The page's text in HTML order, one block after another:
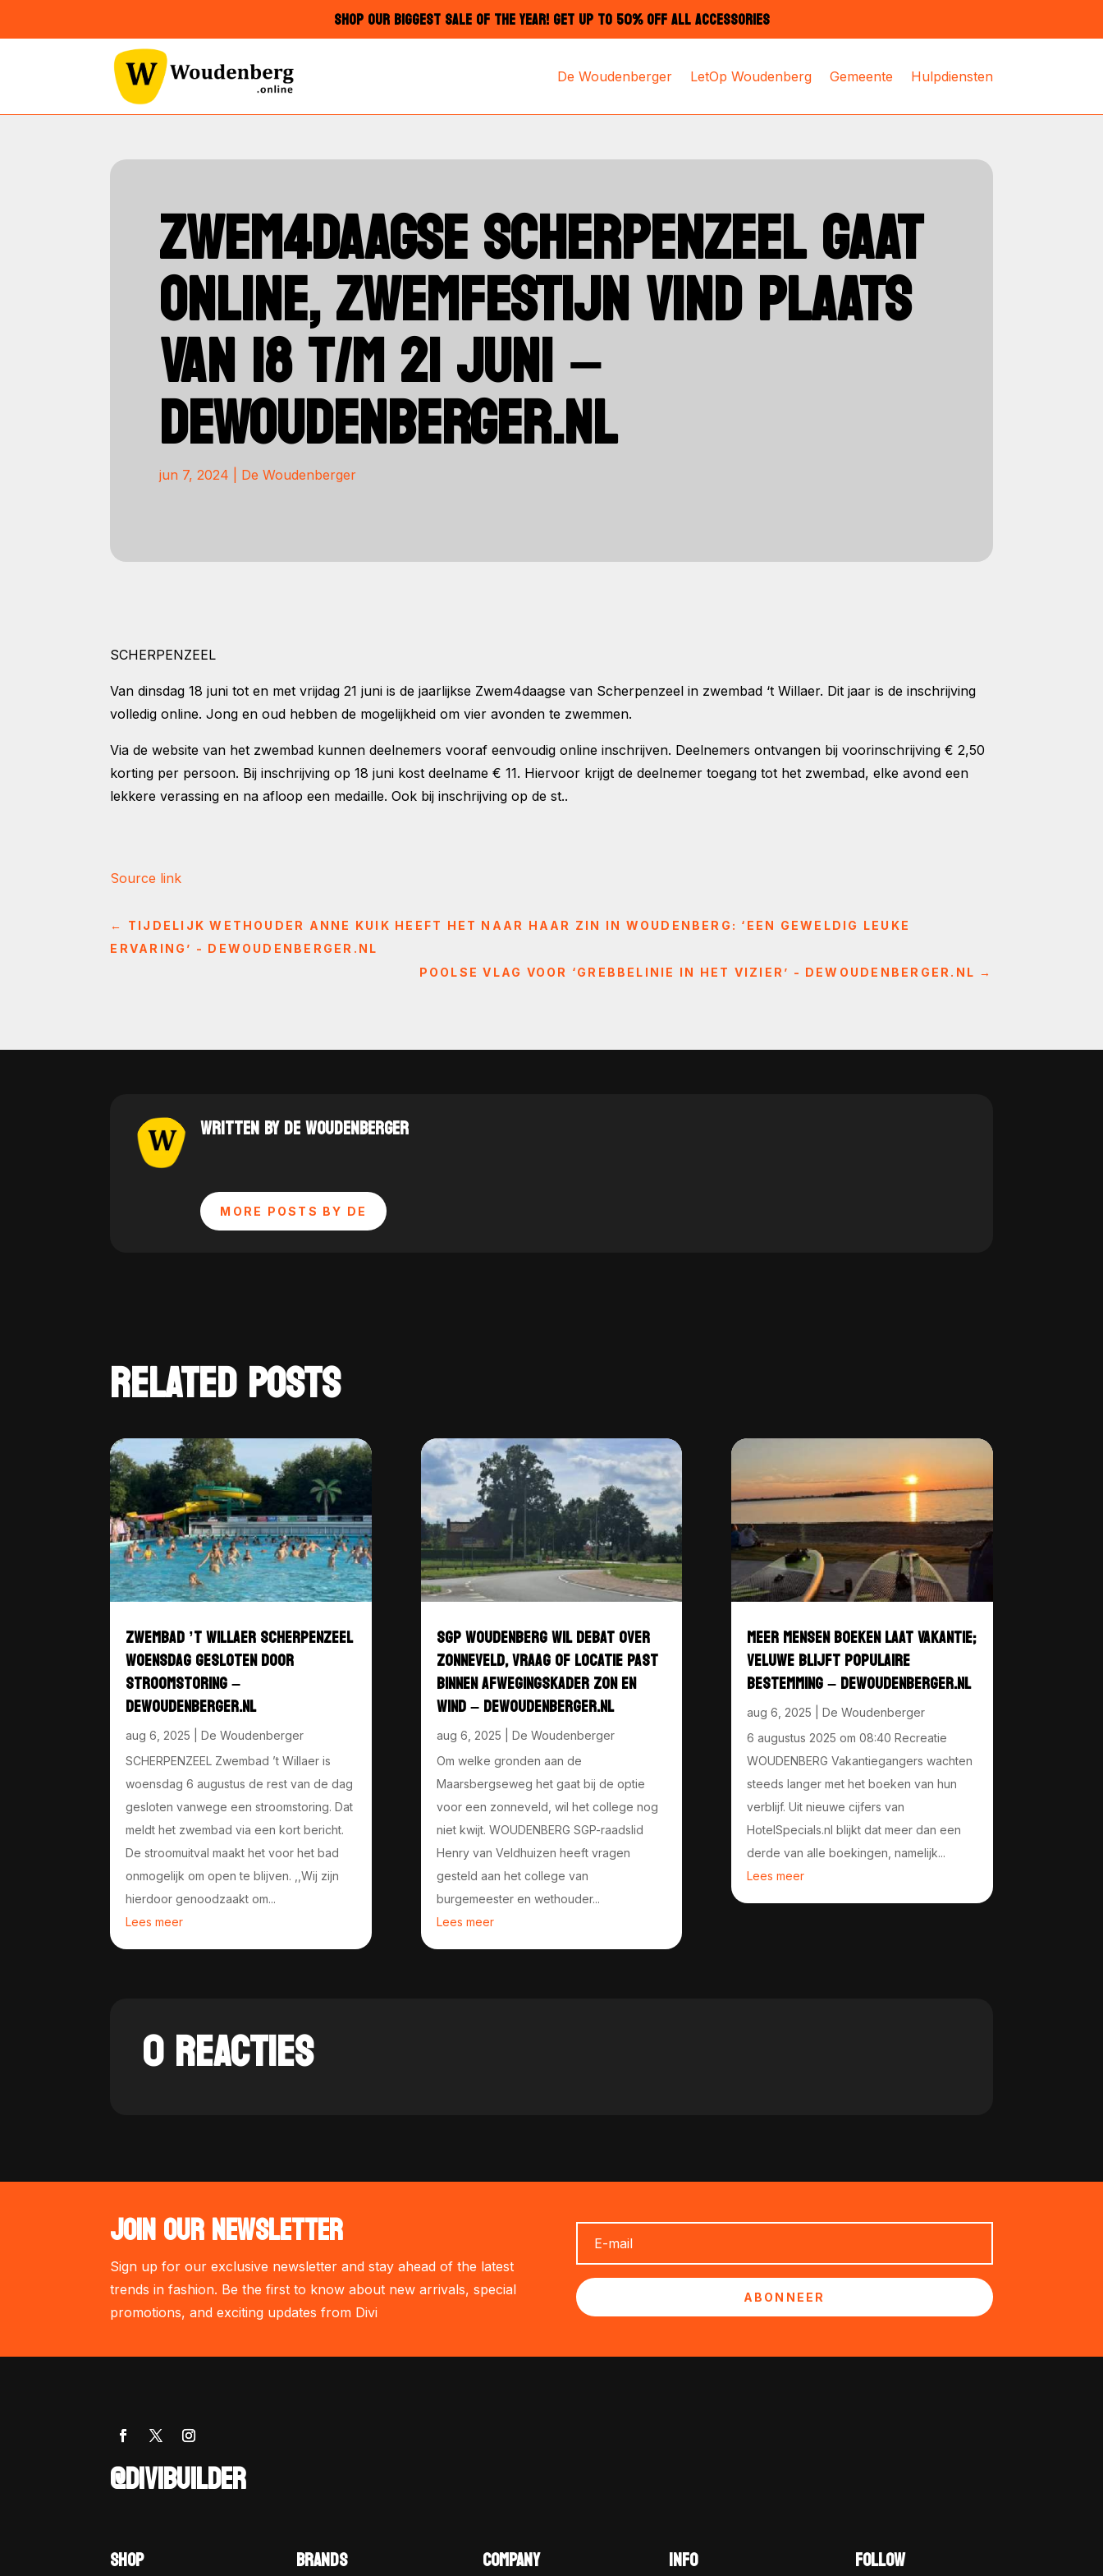
SHOP OUR BIGGEST SALE OF THE YEAR! GET UP TO 50% OFF ALL ACCESSORIES
De Woudenberger LetOp Woudenberg Gemeente Hulpdiensten
ZWEM4DAAGSE SCHERPENZEEL GAAT
ONLINE, ZWEMFESTIJN VIND PLAATS
VAN 18 T/M 21 JUNI –
DEWOUDENBERGER.NL
jun 7, 2024 De Woudenberger
SCHERPENZEEL
Van dinsdag 18 juni tot en met vrijdag 21 juni is de jaarlijkse Zwem4daagse van Scherpenzeel in zwembad ‘t Willaer. Dit jaar is de inschrijving
volledig online. Jong en oud hebben de mogelijkheid om vier avonden te zwemmen.
Via de website van het zwembad kunnen deelnemers vooraf eenvoudig online inschrijven. Deelnemers ontvangen bij voorinschrijving € 2,50
korting per persoon. Bij inschrijving op 18 juni kost deelname € 11. Hiervoor krijgt de deelnemer toegang tot het zwembad, elke avond een
lekkere verassing en na afloop een medaille. Ook bij inschrijving op de st..
Source link
← TIJDELIJK WETHOUDER ANNE KUIK HEEFT HET NAAR HAAR ZIN IN WOUDENBERG: ‘EEN GEWELDIG LEUKE
ERVARING’ - DEWOUDENBERGER.NL
POOLSE VLAG VOOR ‘GREBBELINIE IN HET VIZIER’ - DEWOUDENBERGER.NL →
WRITTEN BY DE WOUDENBERGER
MORE POSTS BY DE
RELATED POSTS
ZWEMBAD ’T WILLAER SCHERPENZEEL
WOENSDAG GESLOTEN DOOR
STROOMSTORING –
DEWOUDENBERGER.NL
aug 6, 2025 |De Woudenberger
SCHERPENZEEL Zwembad ’t Willaer is
woensdag 6 augustus de rest van de dag
gesloten vanwege een stroomstoring. Dat
meldt het zwembad via een kort bericht.
De stroomuitval maakt het voor het bad
onmogelijk om open te blijven. ,,Wij zijn
hierdoor genoodzaakt om...
Lees meer
SGP WOUDENBERG WIL DEBAT OVER
ZONNEVELD, VRAAG OF LOCATIE PAST
BINNEN AFWEGINGSKADER ZON EN
WIND – DEWOUDENBERGER.NL
aug 6, 2025
De Woudenberger
Om welke gronden aan de
Maarsbergseweg het gaat bij de optie
voor een zonneveld, wil het college nog
niet kwijt. WOUDENBERG SGP-raadslid
Henry van Veldhuizen heeft vragen
gesteld aan het college van
burgemeester en wethouder...
Lees meer
MEER MENSEN BOEKEN LAAT VAKANTIE;
VELUWE BLIJFT POPULAIRE
BESTEMMING – DEWOUDENBERGER.NL
aug 6, 2025
De Woudenberger
6 augustus 2025 om 08:40 Recreatie
WOUDENBERG Vakantiegangers wachten
steeds langer met het boeken van hun
verblijf. Uit nieuwe cijfers van
HotelSpecials.nl blijkt dat meer dan een
derde van alle boekingen, namelijk...
Lees meer
0 REACTIES
JOIN OUR NEWSLETTER
Sign up for our exclusive newsletter and stay ahead of the latest
trends in fashion. Be the first to know about new arrivals, special
promotions, and exciting updates from Divi
ABONNEER
@DIVIBUILDER
SHOP BRANDS COMPANY INFO FOLLOW